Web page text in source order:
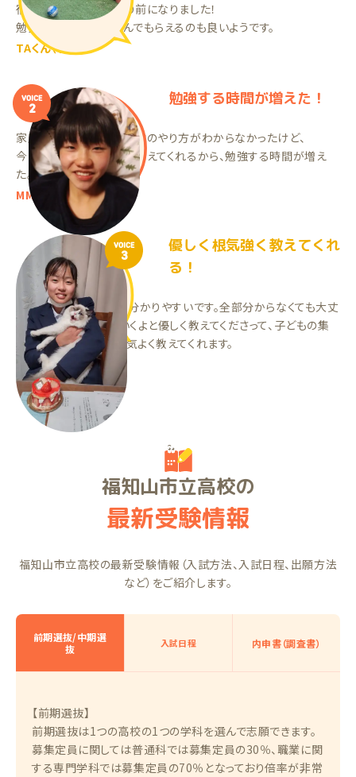
宿題をすることが当たり前になりました！
勉強が終わった後、遊んでもらえるのも良いようです。
TAくん（小2）
VOICE
2
勉強する時間が増えた！
家庭教師をやる前は、勉強のやり方がわからなかったけど、
今はわからないところを教えてくれるから、勉強する時間が増え
た。
MMちゃん（中1）
VOICE
3
優しく根気強く教えてくれ
る！
オンライン指導ですが、分かりやすいです。全部分からなくても大丈
夫、少しずつ分かっていくよと優しく教えてくださって、子どもの集
中力が切れてきても根気よく教えてくれます。
KTちゃん（中1）
福知山市立高校の
最新受験情報
福知山市立高校の最新受験情報（入試方法、入試日程、出願方法
など）をご紹介します。
前期選抜/中期選
抜
入試日程 内申書（調査書）
【前期選抜】
前期選抜は1つの高校の1つの学科を選んで志願できます。
募集定員に関しては普通科では募集定員の30％、職業に関
する専門学科では募集定員の70％となっており倍率が非常